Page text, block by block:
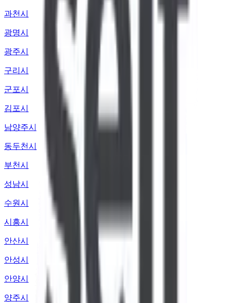
과천시
광명시
광주시
구리시
군포시
김포시
남양주시
동두천시
부천시
성남시
수원시
시흥시
안산시
안성시
안양시
양주시